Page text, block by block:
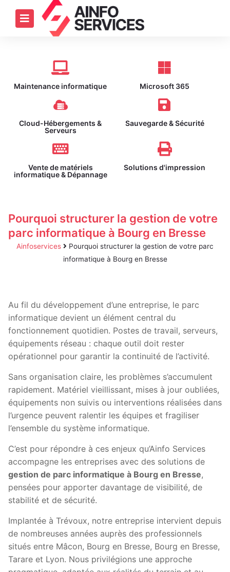
Maintenance informatique Microsoft 365
Cloud-Hébergements &
Serveurs
Sauvegarde & Sécurité
Vente de matériels
informatique & Dépannage
Solutions d'impression
Pourquoi structurer la gestion de votre
parc informatique à Bourg en Bresse
Ainfoservices
Pourquoi structurer la gestion de votre parc
informatique à Bourg en Bresse
Au fil du développement d’une entreprise, le parc
informatique devient un élément central du
fonctionnement quotidien. Postes de travail, serveurs,
équipements réseau : chaque outil doit rester
opérationnel pour garantir la continuité de l’activité.
Sans organisation claire, les problèmes s’accumulent
rapidement. Matériel vieillissant, mises à jour oubliées,
équipements non suivis ou interventions réalisées dans
l’urgence peuvent ralentir les équipes et fragiliser
l’ensemble du système informatique.
C’est pour répondre à ces enjeux qu’Ainfo Services
accompagne les entreprises avec des solutions de
gestion de parc informatique à Bourg en Bresse,
pensées pour apporter davantage de visibilité, de
stabilité et de sécurité.
Implantée à Trévoux, notre entreprise intervient depuis
de nombreuses années auprès des professionnels
situés entre Mâcon, Bourg en Bresse, Bourg en Bresse,
Tarare et Lyon. Nous privilégions une approche